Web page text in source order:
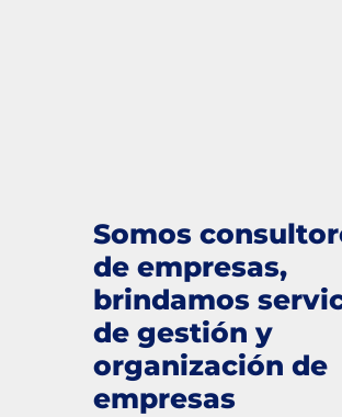
Somos
de empresas,
brindamos
de gestión y
organización de
empresas